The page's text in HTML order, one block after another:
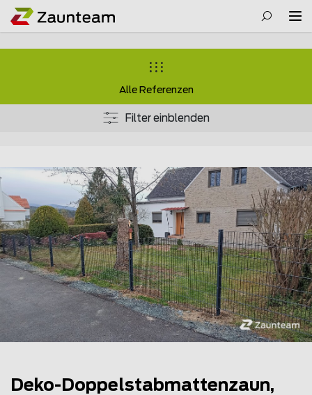
Alle Referenzen
Filter einblenden
Deko-Doppelstabmattenzaun,